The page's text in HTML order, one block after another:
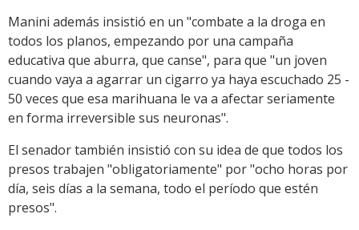
Manini además insistió en un "combate a la droga en
todos los planos, empezando por una campaña
educativa que aburra, que canse", para que "un joven
cuando vaya a agarrar un cigarro ya haya escuchado 25 -
50 veces que esa marihuana le va a afectar seriamente
en forma irreversible sus neuronas".
El senador también insistió con su idea de que todos los
presos trabajen "obligatoriamente" por "ocho horas por
día, seis días a la semana, todo el período que estén
presos".